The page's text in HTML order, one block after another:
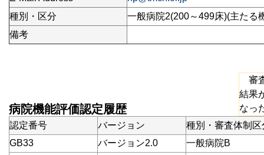
種別・区分
一般病院2(200～499床)(主たる
備考
病院機能評価認定履歴
審
結果
なっ
認定番号
バージョン
種別・審査体制区
GB33
バージョン2.0
一般病院B